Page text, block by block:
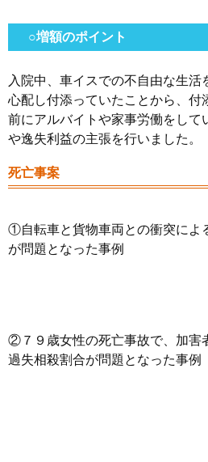
○増額のポイント
入院中、車イスでの不自由な生活
心配し付添っていたことから、付
前にアルバイトや家事労働をして
や逸失利益の主張を行いました。
死亡事案
①自転車と貨物車両との衝突によ
が問題となった事例
②７９歳女性の死亡事故で、加害
過失相殺割合が問題となった事例